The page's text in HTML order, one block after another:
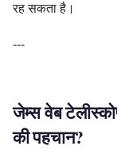
रह सकता है।
---
जेम्स वेब
की पहचान?